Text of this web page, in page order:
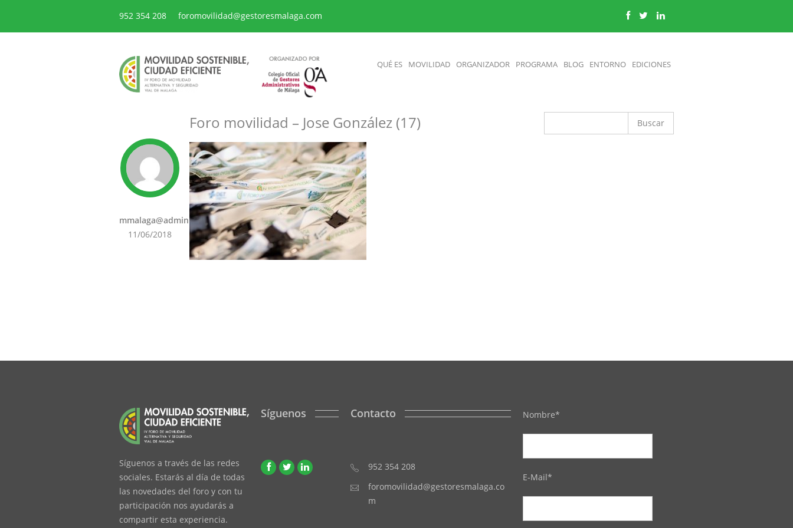
952 354 208 foromovilidad@gestoresmalaga.com
QUÉ ES MOVILIDAD ORGANIZADOR PROGRAMA BLOG ENTORNO EDICIONES
mmalaga@admin
11/06/2018
Foro movilidad – Jose González (17)
Síguenos a través de las redes
sociales. Estarás al día de todas
las novedades del foro y con tu
participación nos ayudarás a
compartir esta experiencia.
Síguenos Contacto
952 354 208
foromovilidad@gestoresmalaga.co
m
Nombre*
E-Mail*